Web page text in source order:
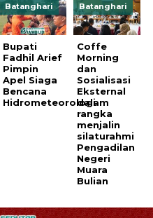
Batanghari
Bupati
Fadhil Arief
Pimpin
Apel Siaga
Bencana
Hidrometeorologi
Batanghari
Coffe
Morning
dan
Sosialisasi
Eksternal
dalam
rangka
menjalin
silaturahmi
Pengadilan
Negeri
Muara
Bulian